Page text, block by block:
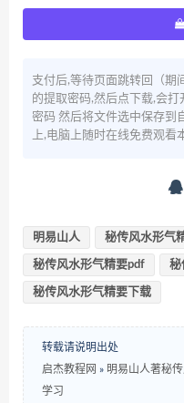
支付后,等待页面跳转回（期
的提取密码,然后点下载,会
密码 然后将文件选中保存到
上,电脑上随时在线免费观
明易山人 秘传风水形气
秘传风水形气精要pdf 秘
秘传风水形气精要下载
转载请说明出处
启杰教程网 » 明易山人著秘
学习